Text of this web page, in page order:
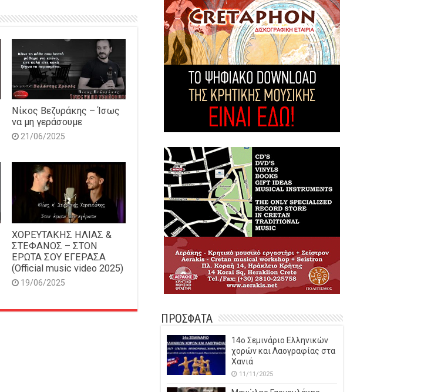
Νίκος Βεζυράκης – Ίσως
να μη γεράσουμε
21/06/2025
ΧΟΡΕΥΤΑΚΗΣ ΗΛΙΑΣ &
ΣΤΕΦΑΝΟΣ – ΣΤΟΝ
ΕΡΩΤΑ ΣΟΥ ΕΓΕΡΑΣΑ
(Official music video 2025)
19/06/2025
ΠΡΟΣΦΑΤΑ
14o Σεμινάριο Ελληνικών
χορών και Λαογραφίας στα
Χανιά
11/11/2025